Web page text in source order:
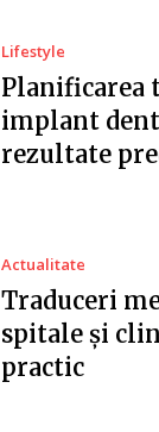
Lifestyle
Planificarea
implant
rezultate
Actualitate
Traduceri
spitale și
practic